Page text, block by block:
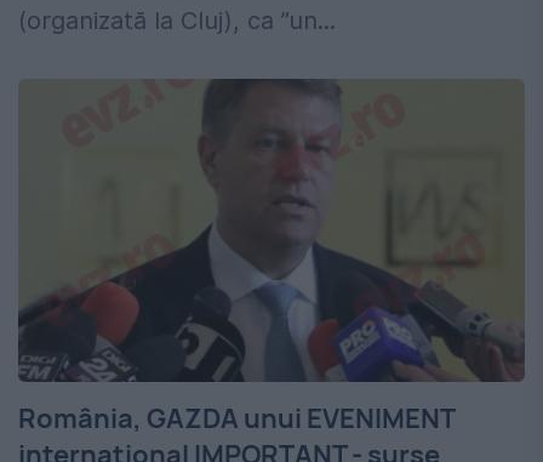
(organizată la Cluj), ca ”un...
România, GAZDA unui EVENIMENT